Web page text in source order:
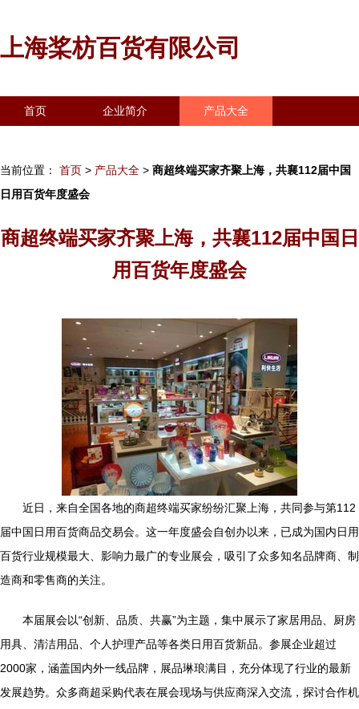
上海桨枋百货有限公司
首页 企业简介 产品大全
当前位置： 首页 > 产品大全 > 商超终端买家齐聚上海，共襄112届中国
日用百货年度盛会
商超终端买家齐聚上海，共襄112届中国日
用百货年度盛会
近日，来自全国各地的商超终端买家纷纷汇聚上海，共同参与第112
届中国日用百货商品交易会。这一年度盛会自创办以来，已成为国内日用
百货行业规模最大、影响力最广的专业展会，吸引了众多知名品牌商、制
造商和零售商的关注。
本届展会以“创新、品质、共赢”为主题，集中展示了家居用品、厨房
用具、清洁用品、个人护理产品等各类日用百货新品。参展企业超过
2000家，涵盖国内外一线品牌，展品琳琅满目，充分体现了行业的最新
发展趋势。众多商超采购代表在展会现场与供应商深入交流，探讨合作机